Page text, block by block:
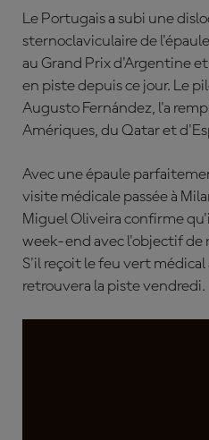
Le Portugais a subi une
sternoclaviculaire de
au Grand Prix d'Argentine
en piste depuis ce jour. Le
Augusto Fernández, l'a
Amériques, du Qatar et
Avec une épaule
visite médicale passée à
Miguel Oliveira confirme
week-end avec l'objectif de
S'il reçoit le feu vert médical
retrouvera la piste vendredi.